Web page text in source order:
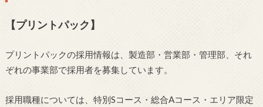
【プリントパック】
プリントパックの採用情報は、製造部・営業部・管理部、それ
ぞれの事業部で採用者を募集しています。
採用職種については、特別Sコース・総合Aコース・エリア限定